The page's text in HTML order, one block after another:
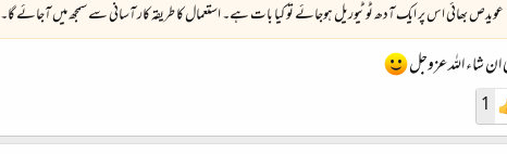
عویدص بھائی اس پر ایک آدھ ٹوٹیوریل ہوجائے تو کیا بات ہے۔ استعمال کا طریقہ کار آسانی سے سمجھ میں آجائے گا۔
شاء اللہ عزوجل
1